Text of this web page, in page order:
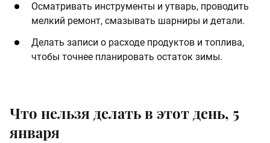
Осматривать инструменты и утварь, проводить
мелкий ремонт, смазывать шарниры и детали.
Делать записи о расходе продуктов и топлива,
чтобы точнее планировать остаток зимы.
Что нельзя делать в этот день, 5
января